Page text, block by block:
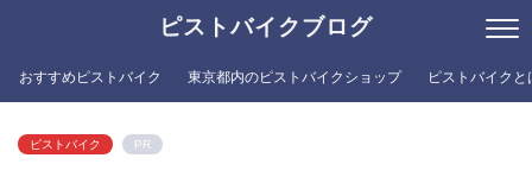
ピストバイクブログ
おすすめピストバイク 東京都内のピストバイクショップ ピストバイクと
ピストバイク PR